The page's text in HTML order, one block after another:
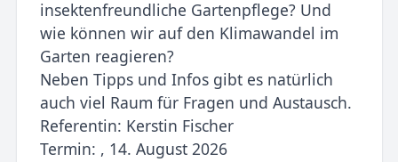
insektenfreundliche Gartenpflege? Und
wie können wir auf den Klimawandel im
Garten reagieren?
Neben Tipps und Infos gibt es natürlich
auch viel Raum für Fragen und Austausch.
Referentin: Kerstin Fischer
Termin: , 14. August 2026